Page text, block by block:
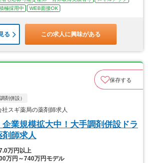
極採用中 WEB面接OK
る この求人に興味がある
保存する
剤併設）
スギ薬局の薬剤師求人
企業規模拡大中！大手調剤併設ドラ
剤師求人
万円以上
万円～740万円モデル